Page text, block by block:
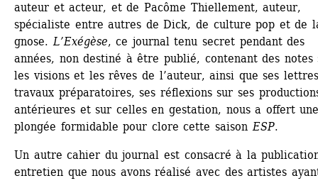
auteur et acteur, et de Pacôme Thiellement, auteur,
spécialiste entre autres de Dick, de culture pop et de
gnose. L’Exégèse, ce journal tenu secret pendant des
années, non destiné à être publié, contenant des notes
les visions et les rêves de l’auteur, ainsi que ses
travaux préparatoires, ses réflexions sur ses
antérieures et sur celles en gestation, nous a offert
plongée formidable pour clore cette saison ESP.
Un autre cahier du journal est consacré à la
entretien que nous avons réalisé avec des artistes